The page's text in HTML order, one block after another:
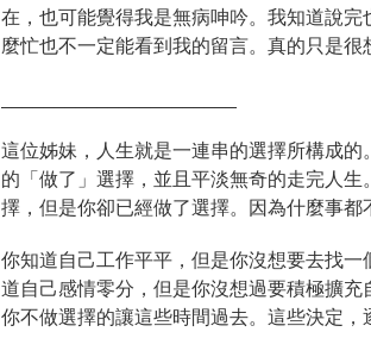
在，也可能覺得我是無病呻吟。我知道說
麼忙也不一定能看到我的留言。真的只是很
這位姊妹，人生就是一連串的選擇所構成
的「做了」選擇，並且平淡無奇的走完人
擇，但是你卻已經做了選擇。因為什麼事都
你知道自己工作平平，但是你沒想要去找
道自己感情零分，但是你沒想過要積極擴
你不做選擇的讓這些時間過去。這些決定，